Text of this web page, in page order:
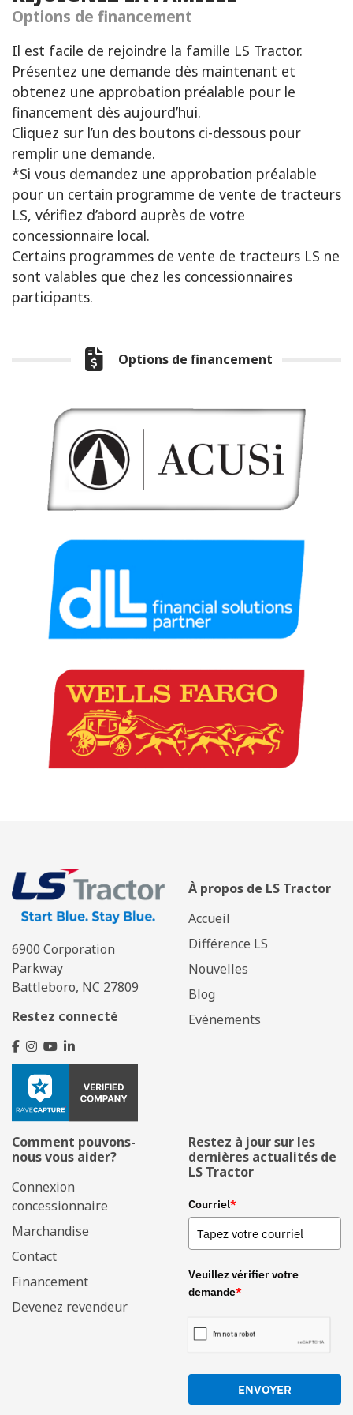
Options de financement
Il est facile de rejoindre la famille LS Tractor.
Présentez une demande dès maintenant et
obtenez une approbation préalable pour le
financement dès aujourd’hui.
Cliquez sur l’un des boutons ci-dessous pour
remplir une demande.
*Si vous demandez une approbation préalable
pour un certain programme de vente de tracteurs
LS, vérifiez d’abord auprès de votre
concessionnaire local.
Certains programmes de vente de tracteurs LS ne
sont valables que chez les concessionnaires
participants.
Options de financement
6900 Corporation
Parkway
Battleboro, NC 27809
Restez connecté
À propos de LS Tractor
Accueil
Différence LS
Nouvelles
Blog
Evénements
Comment pouvons-
nous vous aider?
Connexion
concessionnaire
Marchandise
Contact
Financement
Devenez revendeur
Restez à jour sur les
dernières actualités de
LS Tractor
Courriel*
Veuillez vérifier votre
demande*
ENVOYER